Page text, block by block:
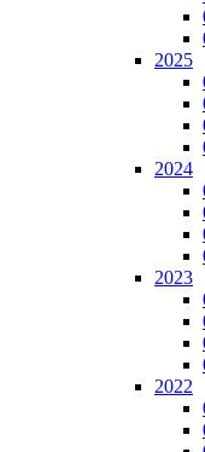
2025
2024
2023
2022